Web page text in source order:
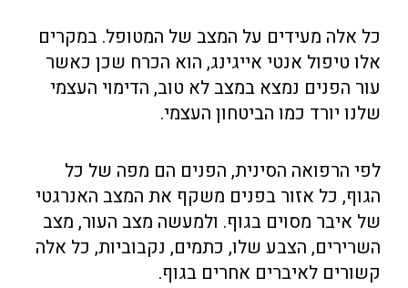
כל אלה מעידים על המצב של המטופל. במקרים
אלו טיפול אנטי אייגינג, הוא הכרח שכן כאשר
עור הפנים נמצא במצב לא טוב, הדימוי העצמי
שלנו יורד כמו הביטחון העצמי.
לפי הרפואה הסינית, הפנים הם מפה של כל
הגוף, כל אזור בפנים משקף את המצב האנרגטי
של איבר מסוים בגוף. ולמעשה מצב העור, מצב
השרירים, הצבע שלו, כתמים, נקבוביות, כל אלה
קשורים לאיברים אחרים בגוף.